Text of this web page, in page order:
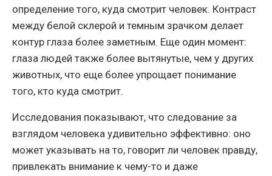
определение того, куда смотрит человек. Контраст
между белой склерой и темным зрачком делает
контур глаза более заметным. Еще один момент:
глаза людей также более вытянутые, чем у других
животных, что еще более упрощает понимание
того, кто куда смотрит.
Исследования показывают, что следование за
взглядом человека удивительно эффективно: оно
может указывать на то, говорит ли человек правду,
привлекать внимание к чему-то и даже